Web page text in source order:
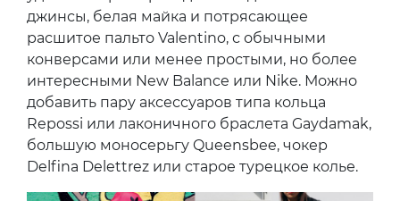
джинсы, белая майка и потрясающее
расшитое пальто Valentino, с обычными
конверсами или менее простыми, но более
интересными New Balance или Nike. Можно
добавить пару аксессуаров типа кольца
Repossi или лаконичного браслета Gaydamak,
большую моносерьгу Queensbee, чокер
Delfina Delettrez или старое турецкое колье.